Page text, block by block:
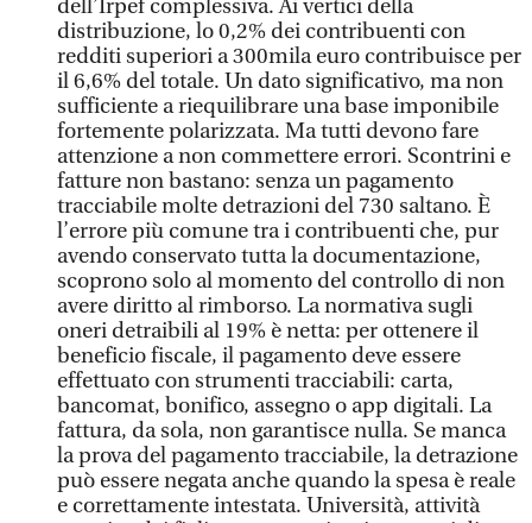
dell’Irpef complessiva. Ai vertici della
distribuzione, lo 0,2% dei contribuenti con
redditi superiori a 300mila euro contribuisce per
il 6,6% del totale. Un dato significativo, ma non
sufficiente a riequilibrare una base imponibile
fortemente polarizzata. Ma tutti devono fare
attenzione a non commettere errori. Scontrini e
fatture non bastano: senza un pagamento
tracciabile molte detrazioni del 730 saltano. È
l’errore più comune tra i contribuenti che, pur
avendo conservato tutta la documentazione,
scoprono solo al momento del controllo di non
avere diritto al rimborso. La normativa sugli
oneri detraibili al 19% è netta: per ottenere il
beneficio fiscale, il pagamento deve essere
effettuato con strumenti tracciabili: carta,
bancomat, bonifico, assegno o app digitali. La
fattura, da sola, non garantisce nulla. Se manca
la prova del pagamento tracciabile, la detrazione
può essere negata anche quando la spesa è reale
e correttamente intestata. Università, attività